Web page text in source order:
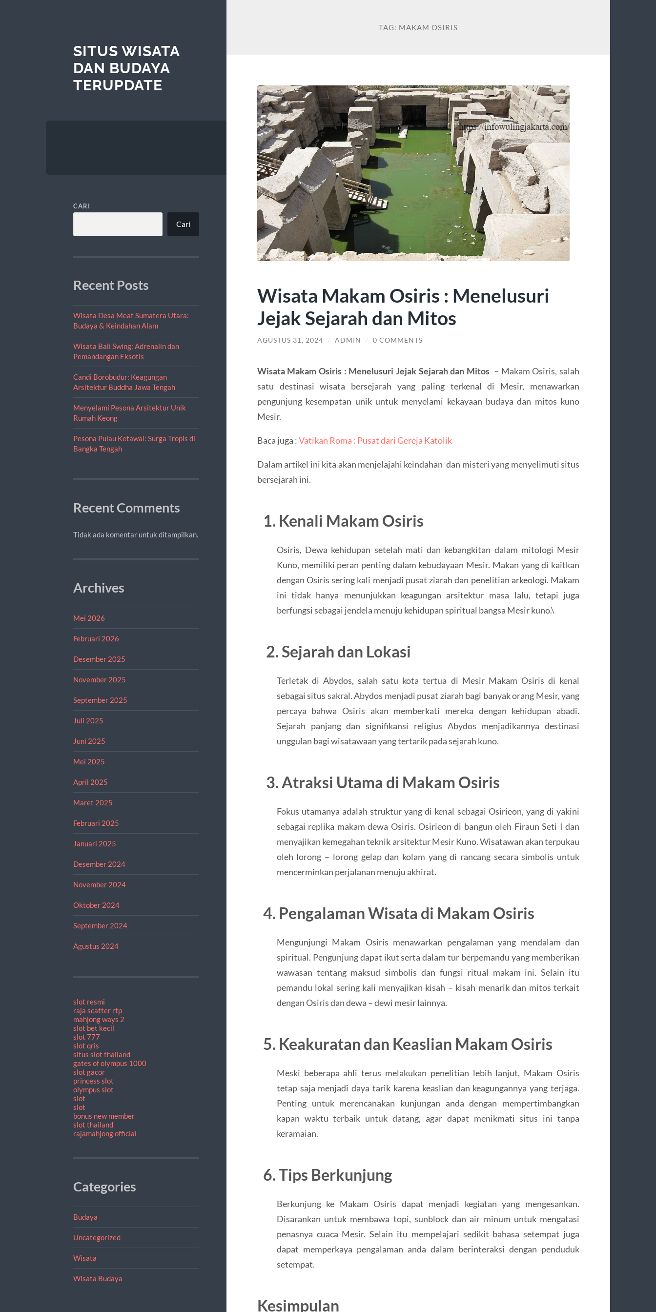
SITUS WISATA
DAN BUDAYA
TERUPDATE
CARI
Cari
Recent Posts
Wisata Desa Meat Sumatera Utara:
Budaya & Keindahan Alam
Wisata Bali Swing: Adrenalin dan
Pemandangan Eksotis
Candi Borobudur: Keagungan
Arsitektur Buddha Jawa Tengah
Menyelami Pesona Arsitektur Unik
Rumah Keong
Pesona Pulau Ketawai: Surga Tropis di
Bangka Tengah
Recent Comments
Tidak ada komentar untuk ditampilkan.
Archives
Mei 2026
Februari 2026
Desember 2025
November 2025
September 2025
Juli 2025
Juni 2025
Mei 2025
April 2025
Maret 2025
Februari 2025
Januari 2025
Desember 2024
November 2024
Oktober 2024
September 2024
Agustus 2024
slot resmi
raja scatter rtp
mahjong ways 2
slot bet kecil
slot 777
slot qris
situs slot thailand
gates of olympus 1000
slot gacor
princess slot
olympus slot
slot
slot
bonus new member
slot thailand
rajamahjong official
Categories
Budaya
Uncategorized
Wisata
Wisata Budaya
TAG: MAKAM OSIRIS
Wisata Makam Osiris : Menelusuri
Jejak Sejarah dan Mitos
AGUSTUS 31, 2024 / ADMIN / 0 COMMENTS
Wisata Makam Osiris : Menelusuri Jejak Sejarah dan Mitos – Makam Osiris, salah
satu destinasi wisata bersejarah yang paling terkenal di Mesir, menawarkan
pengunjung kesempatan unik untuk menyelami kekayaan budaya dan mitos kuno
Mesir.
Baca juga :Vatikan Roma : Pusat dari Gereja Katolik
Dalam artikel ini kita akan menjelajahi keindahan dan misteri yang menyelimuti situs
bersejarah ini.
1. Kenali Makam Osiris
Osiris, Dewa kehidupan setelah mati dan kebangkitan dalam mitologi Mesir
Kuno, memiliki peran penting dalam kebudayaan Mesir. Makan yang di kaitkan
dengan Osiris sering kali menjadi pusat ziarah dan penelitian arkeologi. Makam
ini tidak hanya menunjukkan keagungan arsitektur masa lalu, tetapi juga
berfungsi sebagai jendela menuju kehidupan spiritual bangsa Mesir kuno.\
2. Sejarah dan Lokasi
Terletak di Abydos, salah satu kota tertua di Mesir Makam Osiris di kenal
sebagai situs sakral. Abydos menjadi pusat ziarah bagi banyak orang Mesir, yang
percaya bahwa Osiris akan memberkati mereka dengan kehidupan abadi.
Sejarah panjang dan signifikansi religius Abydos menjadikannya destinasi
unggulan bagi wisatawaan yang tertarik pada sejarah kuno.
3. Atraksi Utama di Makam Osiris
Fokus utamanya adalah struktur yang di kenal sebagai Osirieon, yang di yakini
sebagai replika makam dewa Osiris. Osirieon di bangun oleh Firaun Seti I dan
menyajikan kemegahan teknik arsitektur Mesir Kuno. Wisatawan akan terpukau
oleh lorong – lorong gelap dan kolam yang di rancang secara simbolis untuk
mencerminkan perjalanan menuju akhirat.
4. Pengalaman Wisata di Makam Osiris
Mengunjungi Makam Osiris menawarkan pengalaman yang mendalam dan
spiritual. Pengunjung dapat ikut serta dalam tur berpemandu yang memberikan
wawasan tentang maksud simbolis dan fungsi ritual makam ini. Selain itu
pemandu lokal sering kali menyajikan kisah – kisah menarik dan mitos terkait
dengan Osiris dan dewa – dewi mesir lainnya.
5. Keakuratan dan Keaslian Makam Osiris
Meski beberapa ahli terus melakukan penelitian lebih lanjut, Makam Osiris
tetap saja menjadi daya tarik karena keaslian dan keagungannya yang terjaga.
Penting untuk merencanakan kunjungan anda dengan mempertimbangkan
kapan waktu terbaik untuk datang, agar dapat menikmati situs ini tanpa
keramaian.
6. Tips Berkunjung
Berkunjung ke Makam Osiris dapat menjadi kegiatan yang mengesankan.
Disarankan untuk membawa topi, sunblock dan air minum untuk mengatasi
penasnya cuaca Mesir. Selain itu mempelajari sedikit bahasa setempat juga
dapat memperkaya pengalaman anda dalam berinteraksi dengan penduduk
setempat.
Kesimpulan